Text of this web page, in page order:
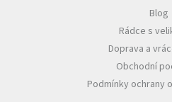
Blog
Rádce s
Doprava a
Obchodní
Podmínky ochrany